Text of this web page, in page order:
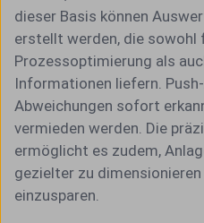
dieser Basis können
erstellt werden, die sowohl
Prozessoptimierung als
Informationen liefern.
Abweichungen sofort
vermieden werden. Die
ermöglicht es zudem,
gezielter zu
einzusparen.